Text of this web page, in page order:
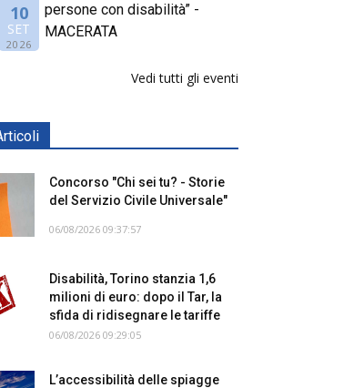
10
SET
2026
persone con disabilità” -
MACERATA
Vedi tutti gli eventi
Concorso "Chi sei tu? - Storie
del Servizio Civile Universale"
06/08/2026 09:37:57
Disabilità, Torino stanzia 1,6
milioni di euro: dopo il Tar, la
sfida di ridisegnare le tariffe
06/08/2026 09:29:05
L’accessibilità delle spiagge